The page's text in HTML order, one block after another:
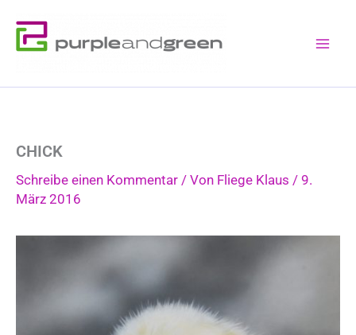
Inhalt
springen
CHICK
Schreibe einen Kommentar / Von Fliege Klaus / 9.
März 2016